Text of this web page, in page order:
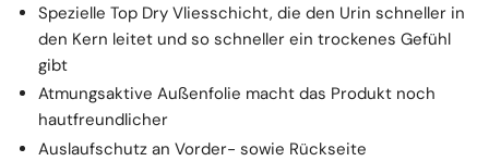
Spezielle Top Dry Vliesschicht, die den Urin schneller in
den Kern leitet und so schneller ein trockenes Gefühl
gibt
Atmungsaktive Außenfolie macht das Produkt noch
hautfreundlicher
Auslaufschutz an Vorder- sowie Rückseite